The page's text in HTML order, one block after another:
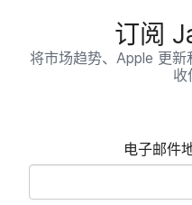
订阅
将​市场​趋势、 Apple 更新​
收
电子​邮件​